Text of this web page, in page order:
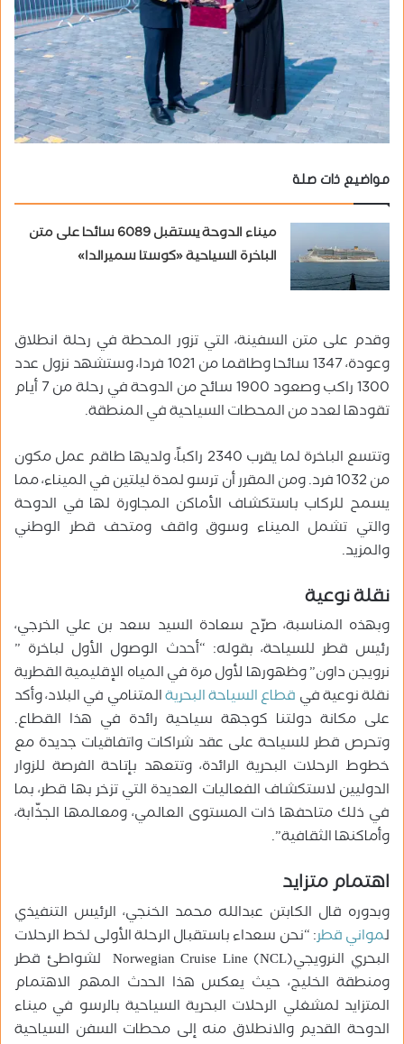
مواضيع ذات صلة
ميناء الدوحة يستقبل 6089 سائحا على متن
الباخرة السياحية «كوستا سميرالدا»
وقدم على متن السفينة، التي تزور المحطة في رحلة انطلاق
وعودة، 1347 سائحا وطاقما من 1021 فردا، وستشهد نزول عدد
1300 راكب وصعود 1900 سائح من الدوحة
في رحلة من 7 أيام
تقودها لعدد من المحطات السياحية في المنطقة.
وتتسع الباخرة لما يقرب 2340 راكباً، ولديها طاقم عمل مكون
من 1032 فرد. ومن المقرر أن ترسو لمدة ليلتين في الميناء، مما
يسمح للركاب باستكشاف الأماكن المجاورة لها في الدوحة
والتي تشمل الميناء وسوق واقف ومتحف قطر الوطني
والمزيد.
نقلة نوعية
وبهذه المناسبة، صرّح سعادة السيد سعد بن علي الخرجي،
رئيس قطر للسياحة، بقوله: “أحدث الوصول الأول لباخرة ”
نرويجن داون” وظهورها لأول مرة في المياه الإقليمية القطرية
نقلة نوعية في قطاع السياحة البحريةالمتنامي في البلاد، وأكد
على مكانة دولتنا كوجهة سياحية رائدة في هذا القطاع.
وتحرص قطر للسياحة على عقد شراكات واتفاقيات جديدة مع
خطوط الرحلات البحرية الرائدة، وتتعهد بإتاحة الفرصة للزوار
الدوليين لاستكشاف الفعاليات العديدة التي تزخر بها قطر، بما
في ذلك متاحفها ذات المستوى العالمي، ومعالمها الجذّابة،
وأماكنها الثقافية”.
اهتمام متزايد
وبدوره قال الكابتن عبدالله محمد الخنجي، الرئيس التنفيذي
لمواني قطر: “نحن سعداء باستقبال الرحلة الأولى لخط الرحلات
البحري النرويجيNorwegian Cruise Line (NCL) لشواطئ قطر
ومنطقة الخليج، حيث يعكس هذا الحدث المهم الاهتمام
المتزايد لمشغلي الرحلات البحرية السياحية بالرسو في ميناء
الدوحة القديم والانطلاق منه إلى محطات السفن السياحية